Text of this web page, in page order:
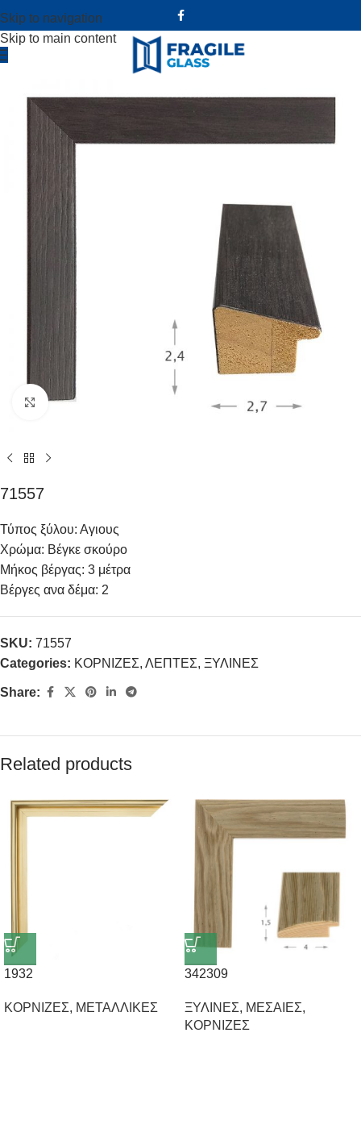
Skip to navigation
Skip to main content
Click to enlarge
71557
Τύπος ξύλου: Αγιους
Χρώμα: Βέγκε σκούρο
Μήκος βέργας: 3 μέτρα
Βέργες ανα δέμα: 2
SKU: 71557
Categories: ΚΟΡΝΙΖΕΣ, ΛΕΠΤΕΣ, ΞΥΛΙΝΕΣ
Share:
Related products
1932
ΚΟΡΝΙΖΕΣ, ΜΕΤΑΛΛΙΚΕΣ
342309
ΞΥΛΙΝΕΣ, ΜΕΣΑΙΕΣ,
ΚΟΡΝΙΖΕΣ